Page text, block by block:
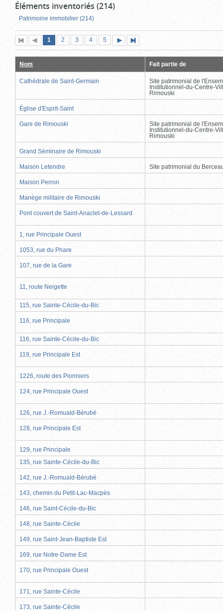
Éléments inventoriés (214)
Patrimoine immobilier (214)
Première
page
Page
précédente
Page
1 (page
actuelle)
Page
2 Page
3 Page
4 Page
5
suivante
page
Nom Fait partie de
Cathédrale de Saint-Germain
Site patrimonial de
Institutionnel-du-Centre-
Rimouski
Église d'Esprit-Saint
Gare de Rimouski
Site patrimonial de
Institutionnel-du-Centre-
Rimouski
Grand Séminaire de Rimouski
Maison Letendre Site patrimonial du
Maison Perron
Manège militaire de Rimouski
Pont couvert de Saint-Anaclet-de-Lessard
1, rue Principale Ouest
1053, rue du Phare
107, rue de la Gare
11, route Neigette
115, rue Sainte-Cécile-du-Bic
116, rue Principale
116, rue Sainte-Cécile-du-Bic
119, rue Principale Est
1226, route des Pionniers
124, rue Principale Ouest
126, rue J.-Romuald-Bérubé
128, rue Principale Est
129, rue Principale
135, rue Sainte-Cécile-du-Bic
142, rue J.-Romuald-Bérubé
143, chemin du Petit-Lac-Macpès
146, rue Saint-Cécile-du-Bic
148, rue Sainte-Cécile
149, rue Saint-Jean-Baptiste Est
169, rue Notre-Dame Est
170, rue Principale Ouest
171, rue Sainte-Cécile
173, rue Sainte-Cécile